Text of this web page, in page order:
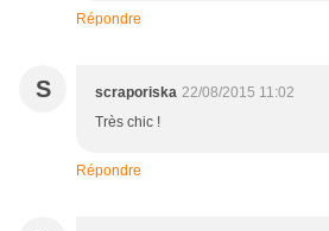
Répondre
S scraporiska 22/08/2015 11:02
Très chic !
Répondre